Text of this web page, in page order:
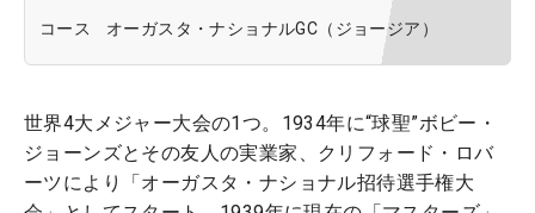
コース オーガスタ・ナショナルGC（ジョージア）
世界4大メジャー大会の1つ。1934年に“球聖”ボビー・
ジョーンズとその友人の実業家、クリフォード・ロバ
ーツにより「オーガスタ・ナショナル招待選手権大